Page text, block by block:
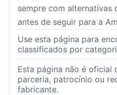
sempre com alternativas
antes de seguir para a
Use esta página para
classificados por
Esta página não é oficial
parceria, patrocínio ou
fabricante.